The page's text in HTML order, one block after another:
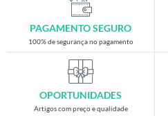
Gaming
Acessórios gaming
Cadeiras gaming
Merchandising
PAGAMENTO SEGURO
100% de segurança no pagamento
OPORTUNIDADES
Artigos com preço e qualidade